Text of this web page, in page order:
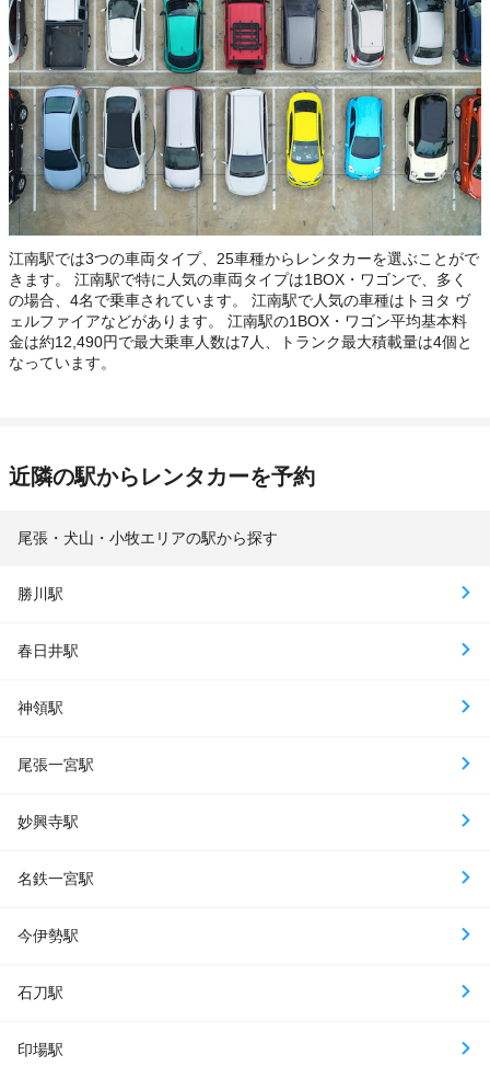
江南駅では3つの車両タイプ、25車種からレンタカーを選ぶことがで
きます。 江南駅で特に人気の車両タイプは1BOX・ワゴンで、多く
の場合、4名で乗車されています。 江南駅で人気の車種はトヨタ ヴ
ェルファイアなどがあります。 江南駅の1BOX・ワゴン平均基本料
金は約12,490円で最大乗車人数は7人、トランク最大積載量は4個と
なっています。
近隣の駅からレンタカーを予約
尾張・犬山・小牧エリアの駅から探す
勝川駅
春日井駅
神領駅
尾張一宮駅
妙興寺駅
名鉄一宮駅
今伊勢駅
石刀駅
印場駅